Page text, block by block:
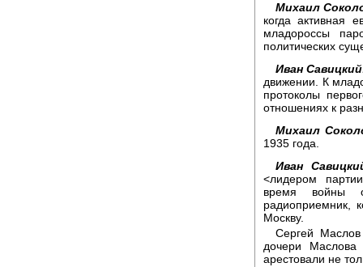
Михаил
когда активная
младороссы
политических
Иван
движении. К
протоколы
отношениях к
Михаил
1935 года.
Иван
<лидером
время войны
радиоприемник,
Москву.
Сергей
дочери
арестовали не